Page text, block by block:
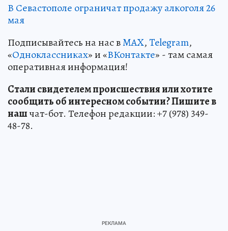
В Севастополе ограничат продажу алкоголя 26
мая
Подписывайтесь на нас вMAX,Telegram,
«Одноклассниках» и «ВКонтакте» - там самая
оперативная информация!
Стали свидетелем происшествия или хотите
сообщить об интересном событии? Пишите в
нашчат-бот. Телефон редакции: +7 (978) 349-
48-78.